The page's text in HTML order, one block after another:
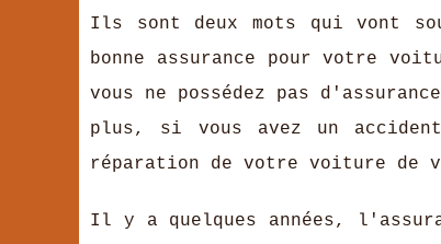
Ils sont deux mots qui vont
bonne assurance pour votre
vous ne possédez pas
plus, si vous avez un
réparation de votre voiture de
Il y a quelques années,